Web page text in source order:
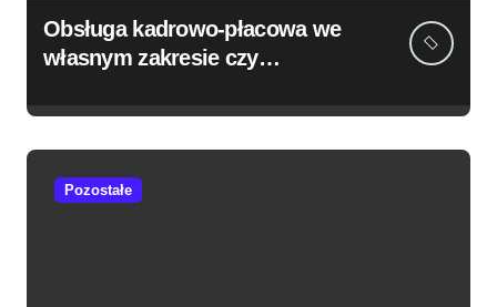
Obsługa kadrowo-płacowa we
własnym zakresie czy
Pozostałe